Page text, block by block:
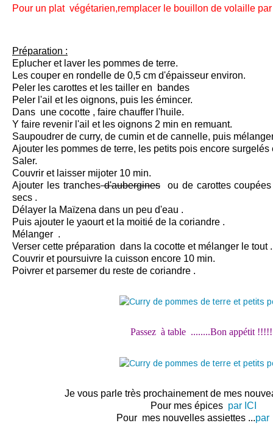
Pour un plat végétarien,remplacer le bouillon de volaille
Préparation :
Eplucher et laver les pommes de terre.
Les couper en rondelle de 0,5 cm d'épaisseur environ.
Peler les carottes et les tailler en bandes
Peler l'ail et les oignons, puis les émincer.
Dans une cocotte , faire chauffer l'huile.
Y faire revenir l'ail et les oignons 2 min en remuant.
Saupoudrer de curry, de cumin et de cannelle, puis
Ajouter les pommes de terre, les petits pois encore surgelés
Saler.
Couvrir et laisser mijoter 10 min.
Ajouter les tranchesd'auberginesou de carottes
secs .
Délayer la Maïzena dans un peu d'eau .
Puis ajouter le yaourt et la moitié de la coriandre .
Mélanger .
Verser cette préparation dans la cocotte et mélanger le tout .
Couvrir et poursuivre la cuisson encore 10 min.
Poivrer et parsemer du reste de coriandre .
Passez à table ........Bon appétit !!!!!
Je vous parle très prochainement de mes
Pour mes épices par ICI
Pour mes nouvelles assiettes ...par